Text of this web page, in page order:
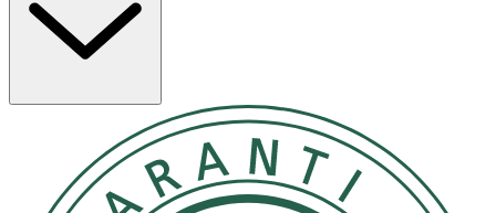
- Applicera på rengjort ansikte genom att massera i
cirkulära rörelser.
- Undvik direkt kontakt med ögonen.
- Kan förvaras i rumstemperatur.
Innehåll